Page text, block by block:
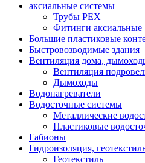
аксиальные системы
Трубы PEX
Фитинги аксиальные
Большие пластиковые
Быстровозводимые здания
Вентиляция дома,
Вентиляция
Дымоходы
Водонагреватели
Водосточные системы
Металлические
Пластиковые
Габионы
Гидроизоляция,
Геотекстиль